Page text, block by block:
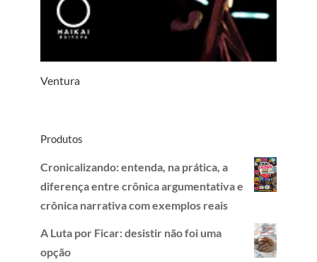
Ventura
Produtos
Cronicalizando: entenda, na prática, a
diferença entre crônica argumentativa e
crônica narrativa com exemplos reais
A Luta por Ficar: desistir não foi uma
opção